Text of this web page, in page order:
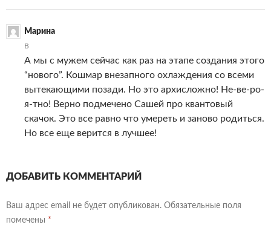
Марина
В
А мы с мужем сейчас как раз на этапе создания этого
“нового”. Кошмар внезапного охлаждения со всеми
вытекающими позади. Но это архисложно! Не-ве-ро-
я-тно! Верно подмечено Сашей про квантовый
скачок. Это все равно что умереть и заново родиться.
Но все еще верится в лучшее!
ДОБАВИТЬ КОММЕНТАРИЙ
Ваш адрес email не будет опубликован. Обязательные поля
помечены *